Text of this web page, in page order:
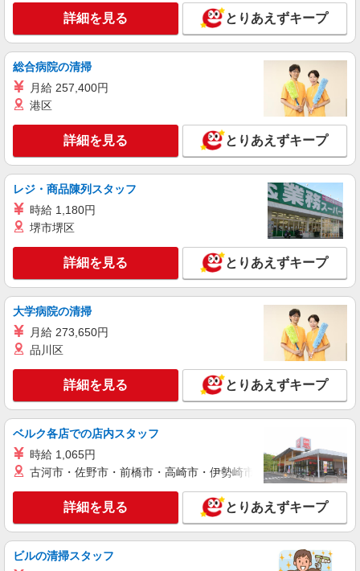
時給1500円〜1600円（経験・能力による） ※
残業代支給 ★交通費別途支給（規定あり） ゜
+゜・。○。・゜+゜・。○。・゜+゜ 入社祝い金10
万円支給(規定有) お友達を紹介頂くと, インセンテ
有）★ ゜・。○。・゜+゜・。○。・゜+゜
愛知県稲沢市のsoftbankショップ
キープ 詳細を見る
株式会社シエロ
【softbank】人気機種に詳しくなれる携帯販
売
時給1400〜1600円（経験・能力による） ※残
業代支給 ★交通費別途支給（規定あり） ゜
+゜・。○。・゜+゜・。○。・゜+゜ 入社祝い金10
ィブ支給(規定有) ★月2回払い・週払い可能（規程
有）★ ゜・。○。・゜+゜・。○。・゜+゜
キープ 詳細を見る
派遣社員
株式会社シエロ
スマホ携帯販売【ソフトバンク】
時給1600円〜 ※別途インセンティブ、職能評
あり） ゜+゜・。○。・゜+゜・。○。・゜+゜ 入
社祝い金10万円支給(規定有) お友達を紹介頂くと,
インセンティブ支給(規定有) ★月2回払い・週払い
+゜
愛知県稲沢市の家電量販店
キープ 詳細を見る
紹介予定派遣
株式会社シエロ
【ソフトバンク】の店舗スタッフ
月給207900円〜260200円（経験・能力によ
る） 資格手当（1〜6万円）賞与年2回（6月・12
月・実績最高5.4カ月分） 未経験から入社半年で
年収400万円以上への昇給実績あり ※残業代支給
詳細を見る とりあえずキープ
総合病院の清掃
月給 257,400円
港区
詳細を見る とりあえずキープ
レジ・商品陳列スタッフ
時給 1,180円
堺市堺区
詳細を見る とりあえずキープ
大学病院の清掃
月給 273,650円
品川区
詳細を見る とりあえずキープ
ベルク各店での店内スタッフ
時給 1,065円
古河市・佐野市・前橋市・高崎市・伊勢崎市・太田市・館林市
詳細を見る とりあえずキープ
ビルの清掃スタッフ